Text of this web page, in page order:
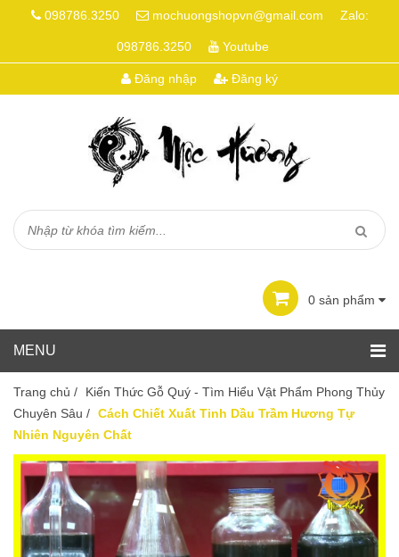
098786.3250 mochuongshopvn@gmail.com Zalo:
098786.3250 Youtube
Đăng nhập Đăng ký
0 sản phẩm
Trang chủ /
Kiến Thức Gỗ Quý - Tìm Hiểu Vật Phẩm Phong Thủy
Chuyên Sâu / Cách Chiết Xuất Tinh Dầu Trầm Hương Tự
Nhiên Nguyên Chất